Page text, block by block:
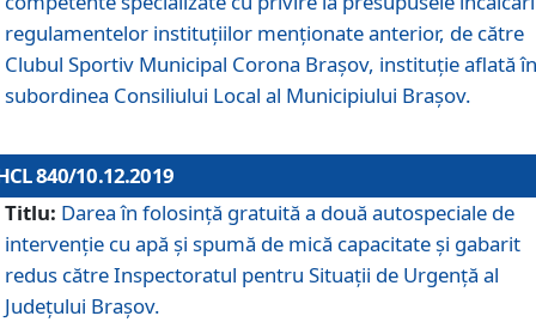
regulamentelor instituțiilor menționate anterior, de către
Clubul Sportiv Municipal Corona Braşov, instituție aflată în
subordinea Consiliului Local al Municipiului Brașov.
840/10.12.2019
Titlu: Darea în folosință gratuită a două autospeciale de
intervenție cu apă și spumă de mică capacitate și gabarit
redus către Inspectoratul pentru Situaţii de Urgenţă al
Judeţului Brașov.